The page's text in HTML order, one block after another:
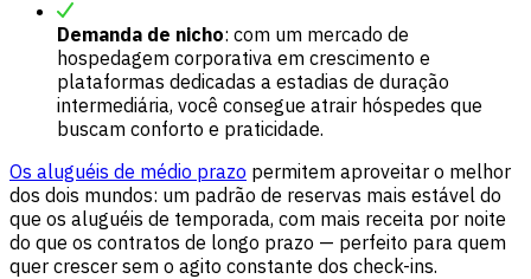
Demanda de nicho: com um mercado de
hospedagem corporativa em crescimento e
plataformas dedicadas a estadias de duração
intermediária, você consegue atrair hóspedes que
buscam conforto e praticidade.
Os aluguéis de médio prazo permitem aproveitar o melhor
dos dois mundos: um padrão de reservas mais estável do
que os aluguéis de temporada, com mais receita por noite
do que os contratos de longo prazo — perfeito para quem
quer crescer sem o agito constante dos check-ins.